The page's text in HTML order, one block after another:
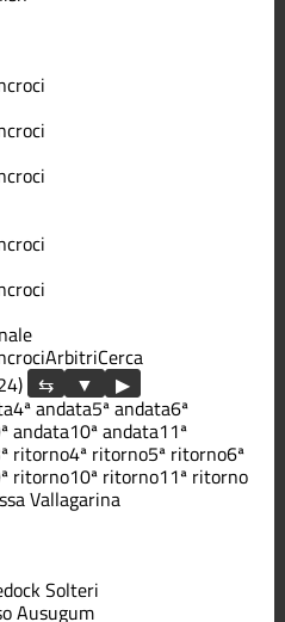
ArbitriCerca
▶
4ª andata5ª andata6ª
andata10ª andata11ª
ritorno4ª ritorno5ª ritorno6ª
ritorno10ª ritorno11ª ritorno
Vallagarina
Solteri
Ausugum